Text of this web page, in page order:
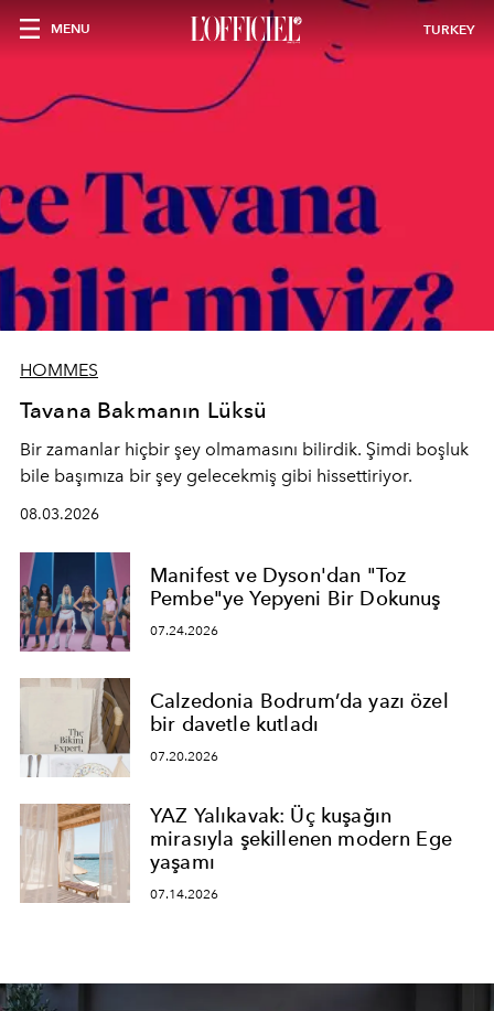
MENU TURKEY
HOMMES
Tavana Bakmanın Lüksü
Bir zamanlar hiçbir şey olmamasını bilirdik. Şimdi boşluk
bile başımıza bir şey gelecekmiş gibi hissettiriyor.
08.03.2026
Manifest ve Dyson'dan "Toz
Pembe"ye Yepyeni Bir Dokunuş
07.24.2026
Calzedonia Bodrum’da yazı özel
bir davetle kutladı
07.20.2026
YAZ Yalıkavak: Üç kuşağın
mirasıyla şekillenen modern Ege
yaşamı
07.14.2026